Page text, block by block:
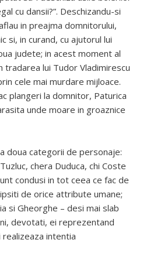
cu dansii?”. Deschizandu-si
in preajma domnitorului,
si, in curand, cu ajutorul lui
judete; in acest moment al
tradarea lui Tudor Vladimirescu
cele mai murdare mijloace.
plangeri la domnitor, Paturica
unde moare in groaznice
doua categorii de personaje:
chera Duduca, chi Coste
condusi in tot ceea ce fac de
de orice attribute umane;
si Gheorghe – desi mai slab
devotati, ei reprezentand
intentia